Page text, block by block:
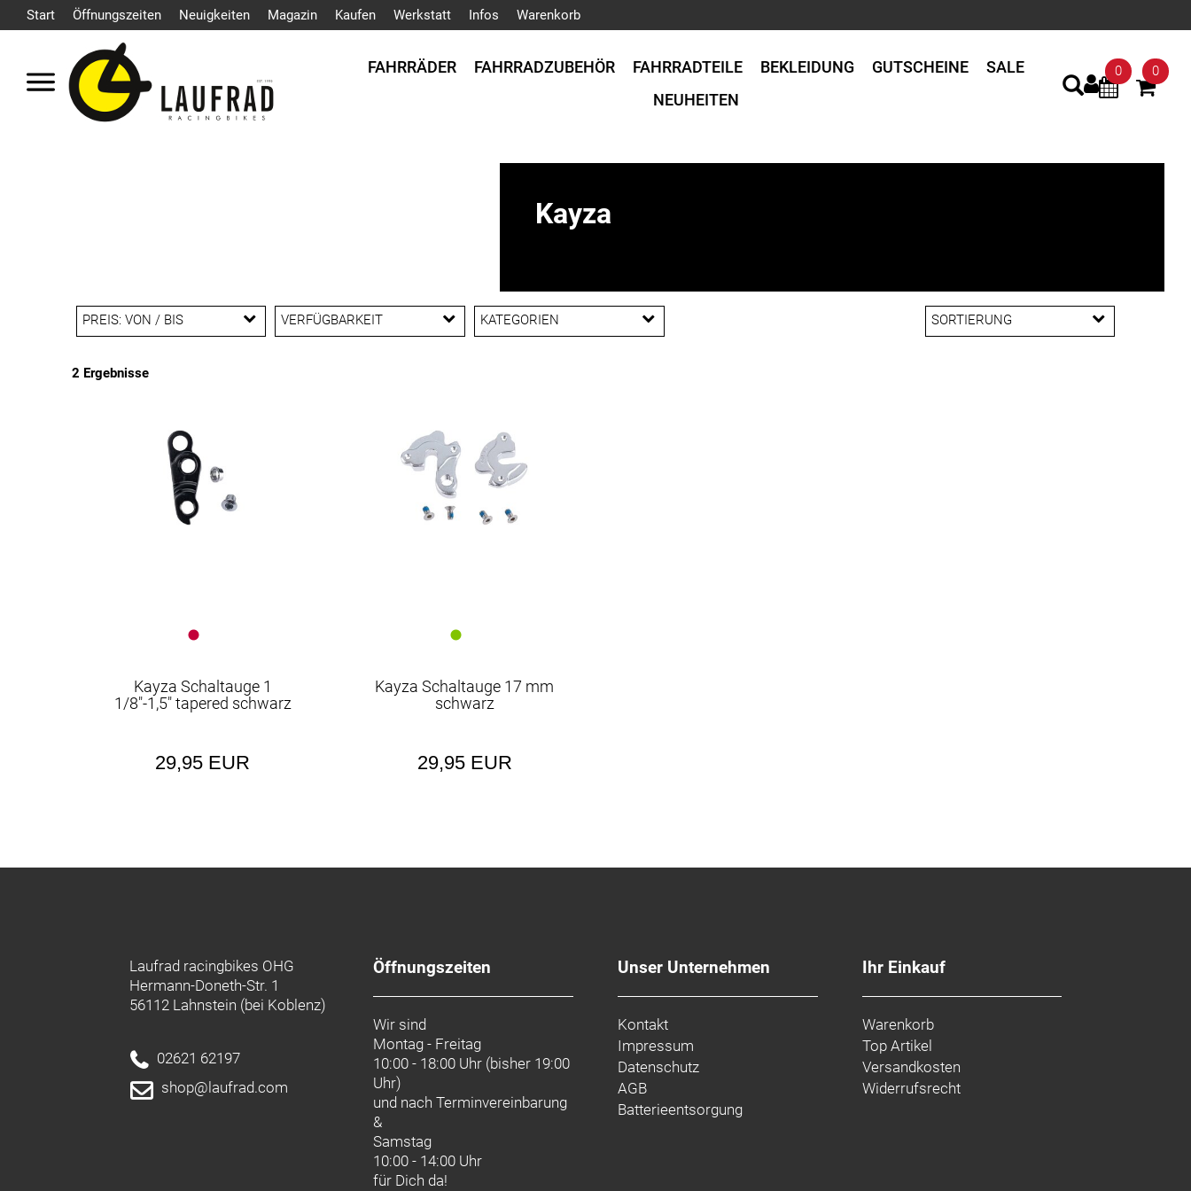
Start Öffnungszeiten Neuigkeiten Magazin Kaufen Werkstatt Infos Warenkorb
FAHRRÄDER FAHRRADZUBEHÖR FAHRRADTEILE BEKLEIDUNG GUTSCHEINE
SALE
NEUHEITEN
0 0
Kayza
SORTIERUNG
PREIS: VON / BIS VERFÜGBARKEIT KATEGORIEN
2 Ergebnisse
Kayza Schaltauge 1
1/8"-1,5" tapered schwarz
29,95 EUR
Kayza Schaltauge 17 mm
schwarz
29,95 EUR
Laufrad racingbikes OHG
Hermann-Doneth-Str. 1
56112 Lahnstein (bei Koblenz)
02621 62197
shop@laufrad.com
Öffnungszeiten
Wir sind
Montag - Freitag
10:00 - 18:00 Uhr (bisher 19:00
Uhr)
und nachTerminvereinbarung
&
Samstag
10:00 - 14:00 Uhr
für Dich da!
Unser Unternehmen
Kontakt
Impressum
Datenschutz
AGB
Batterieentsorgung
Ihr Einkauf
Warenkorb
Top Artikel
Versandkosten
Widerrufsrecht